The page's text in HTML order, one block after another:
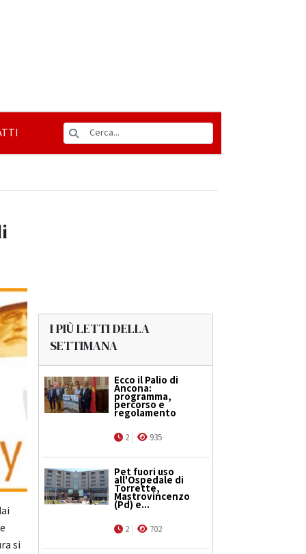
si
I PIÙ LETTI DELLA
SETTIMANA
Ecco il Palio di
Ancona:
programma,
percorso e
regolamento
2 935
Pet fuori uso
all'Ospedale di
Torrette,
Mastrovincenzo
(Pd) e...
2 702